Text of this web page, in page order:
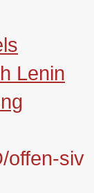
Lenin
offen-siv